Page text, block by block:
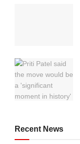
Recent News